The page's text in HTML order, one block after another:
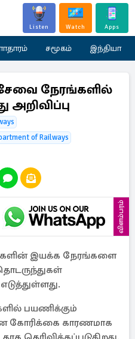
Listen Watch Apps
சமூகம் இந்தியா
நேரங்களில்
அறிவிப்பு
of Railways
விளம்பரம்
இயக்க நேரங்களை
பயணிக்கும்
கோரிக்கை காரணமாக